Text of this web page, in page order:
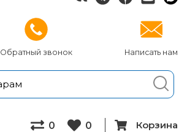
Обратный звонок Написать нам
0 0 Корзина